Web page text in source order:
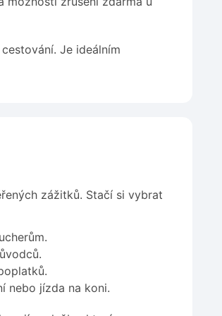
Je ideálním
zážitků. Stačí si vybrat
nebo jízda na koni.